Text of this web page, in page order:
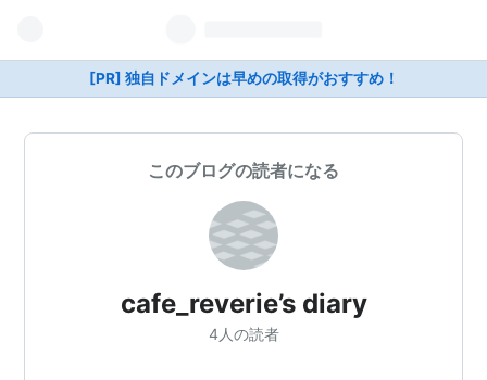
[PR] 独自ドメインは早めの取得がおすすめ！
このブログの読者になる
cafe_reverie’s diary
4人の読者